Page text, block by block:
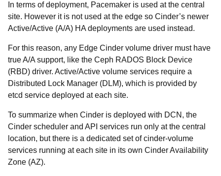
In terms of deployment, Pacemaker is used at the central
site. However it is not used at the edge so Cinder’s newer
Active/Active (A/A) HA deployments are used instead.
For this reason, any Edge Cinder volume driver must have
true A/A support, like the Ceph RADOS Block Device
(RBD) driver. Active/Active volume services require a
Distributed Lock Manager (DLM), which is provided by
etcd service deployed at each site.
To summarize when Cinder is deployed with DCN, the
Cinder scheduler and API services run only at the central
location, but there is a dedicated set of cinder-volume
services running at each site in its own Cinder Availability
Zone (AZ).